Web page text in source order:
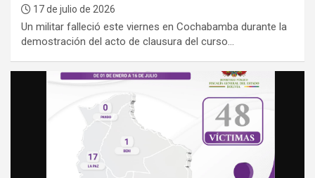
17 de julio de 2026
Un militar falleció este viernes en Cochabamba durante la
demostración del acto de clausura del curso…